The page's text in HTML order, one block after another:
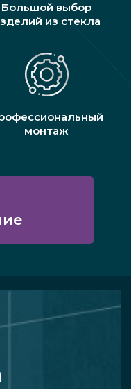
Большой выбор
из стекла
монтаж